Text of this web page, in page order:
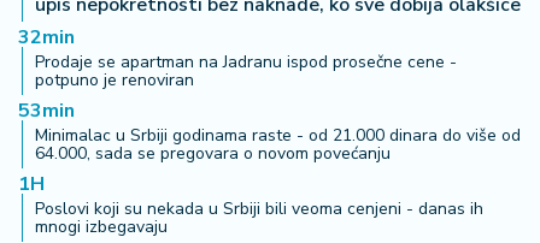
32min
Prodaje se apartman na Jadranu ispod prosečne cene -
potpuno je renoviran
53min
Minimalac u Srbiji godinama raste - od 21.000 dinara do više od
64.000, sada se pregovara o novom povećanju
1H
Poslovi koji su nekada u Srbiji bili veoma cenjeni - danas ih
mnogi izbegavaju